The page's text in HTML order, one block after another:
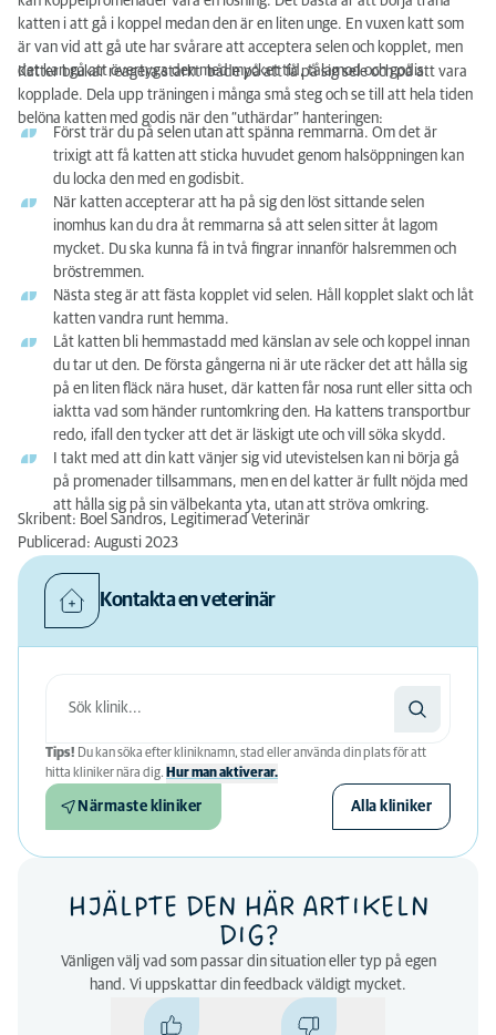
katten i att gå i koppel medan den är en liten unge. En vuxen katt som
är van vid att gå ute har svårare att acceptera selen och kopplet, men
det kan gå att övertyga den med mycket tid, tålamod och godis.
Katter brukar reagera starkt både på att få på sig sele och på att vara
kopplade. Dela upp träningen i många små steg och se till att hela tiden
belöna katten med godis när den “uthärdar” hanteringen:
Först trär du på selen utan att spänna remmarna. Om det är
trixigt att få katten att sticka huvudet genom halsöppningen kan
du locka den med en godisbit.
När katten accepterar att ha på sig den löst sittande selen
inomhus kan du dra åt remmarna så att selen sitter åt lagom
mycket. Du ska kunna få in två fingrar innanför halsremmen och
bröstremmen.
Nästa steg är att fästa kopplet vid selen. Håll kopplet slakt och låt
katten vandra runt hemma.
Låt katten bli hemmastadd med känslan av sele och koppel innan
du tar ut den. De första gångerna ni är ute räcker det att hålla sig
på en liten fläck nära huset, där katten får nosa runt eller sitta och
iaktta vad som händer runtomkring den. Ha kattens transportbur
redo, ifall den tycker att det är läskigt ute och vill söka skydd.
I takt med att din katt vänjer sig vid utevistelsen kan ni börja gå
på promenader tillsammans, men en del katter är fullt nöjda med
att hålla sig på sin välbekanta yta, utan att ströva omkring.
Skribent: Boel Sandros, Legitimerad Veterinär
Publicerad: Augusti 2023
Kontakta en veterinär
Tips! Du kan söka efter kliniknamn, stad eller använda din plats för att
hitta kliniker nära dig. Hur man aktiverar.
Närmaste kliniker Alla kliniker
HJÄLPTE DEN HÄR ARTIKELN
DIG?
Vänligen välj vad som passar din situation eller typ på egen
hand. Vi uppskattar din feedback väldigt mycket.